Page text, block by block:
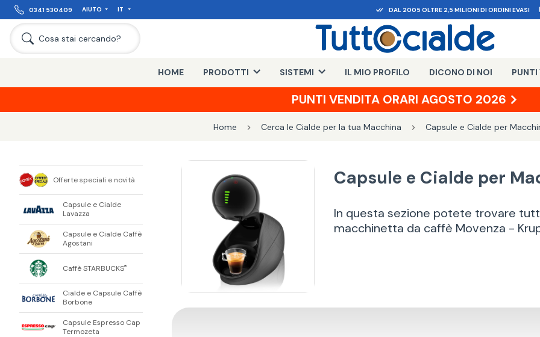
0341 530409 AIUTO IT DAL 2005 OLTRE 2,5 MILIONI DI ORDINI EVASI
Cosa stai cercando?
HOME PRODOTTI SISTEMI IL MIO PROFILO DICONO DI NOI PUNTI
PUNTI VENDITA ORARI AGOSTO 2026
Home Cerca le Cialde per la tua Macchina Capsule e Cialde per
Offerte speciali e novità
Capsule e Cialde
Lavazza
Capsule e Cialde Caffè
Agostani
Caffè STARBUCKS®
Cialde e Capsule Caffè
Borbone
Capsule Espresso Cap
Termozeta
Capsule e Cialde per
In questa sezione potete trovare
macchinetta da caffè Movenza -